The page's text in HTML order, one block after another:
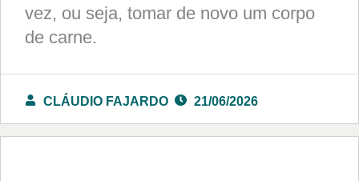
vez, ou seja, tomar de novo um corpo
de carne.
CLÁUDIO FAJARDO 21/06/2026